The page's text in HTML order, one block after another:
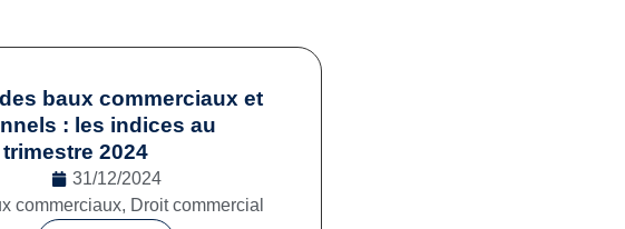
baux commerciaux et
: les indices au
2024
31/12/2024
commerciaux, Droit commercial